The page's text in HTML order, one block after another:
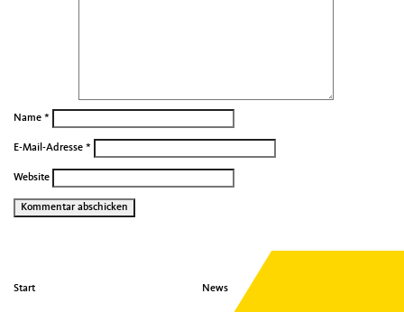
Name *
E-Mail-Adresse *
Website
Seitenübersicht
Start News